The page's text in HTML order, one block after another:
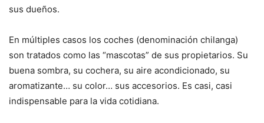
sus dueños.
En múltiples casos los coches (denominación chilanga)
son tratados como las “mascotas” de sus propietarios. Su
buena sombra, su cochera, su aire acondicionado, su
aromatizante… su color… sus accesorios. Es casi, casi
indispensable para la vida cotidiana.